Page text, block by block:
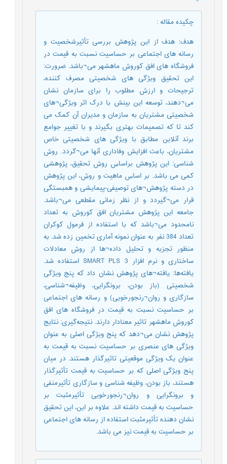
چکیده مقاله:
هدف: هدف از این پژوهش بررسی تأثیرشخصیت و
رسانه های اجتماعی بر حساسیت نسبت به قیمت در
فروشگاه های افق کوروش ماهشهر می¬باشد. ضرورت:
این تحقیق ویژگی های شخصیتی مصرف کننده،
ترجیحات و ارزش مطلوب را برای سازمان نشان
می¬دهند، توسعه این بینش با درک اثر ویژگی¬های
شخصیتی مشتریان به سازمان و مدیران آن کمک می
کند تا که تصمیمات بهتری بگیرند و با تغییر جوامع
برند آنلاین مطابق با ویژگی های شخصیتی خاص
مشتریان، باعث افزایش وفاداری آنها می¬گردد. روش
شناسی: این پژوهش براساس روش تحقیق، پژوهشی
کمی می باشد. بر اساس ماهیت و روش، این پژوهش
در دسته پژوهش¬های توصیفی-پیمایشی و همبستگی
قرار می¬گیردد و از نظر زمانی مقطعی می¬باشد.
جامعه این پژوهش مشتریان افق کوروش به تعداد
نامحدود می¬باشد که با استفاده از فرمول کوکران
تعداد 384 نفر به عنوان نمونه آماری تخمین زده شد. به
منظور تجزیه و تحلیل داده¬ها از روش معادلات
ساختاری و نرم افزار SMART PLS 3 استفاده شد.
یافته‌ها: یافته¬های پژوهش نشان داد که پنج ویژگی
شخصیتی (باز بودن، برونگرایی، وظیفه¬شناسی،
سازگاری و روان¬رنجورخویی) و رسانه های اجتماعی
بر حساسیت نسبت به قیمت در فروشگاه های افق
کوروش ماهشهر تاثیر معنادار دارند. نتیجه‌گیری: نتایج
پژوهش نشان می¬دهد که پنج ویژگی اصلی به عنوان
ویژگی های عنصری بر حساسیت نسبت به قیمت به
عنوان یک ویژگی موقعیتی تاثیرگذار هستند. در میان
پنج ویژگی اصلی که بر حساسیت به قیمت تأثیرگذار
هستند، باز بودن، وظیفه شناسی و سازگاری تأثیرمنفی
و برونگرایی و روان¬رنجورخویی تأثیرمثبت بر
حساسیت به قیمت داشته اند. علاوه بر این، این تحقیق
نشان دهنده تأثیرمثبت استفاده از رسانه های اجتماعی
بر حساسیت به قیمت نیز می باشد.